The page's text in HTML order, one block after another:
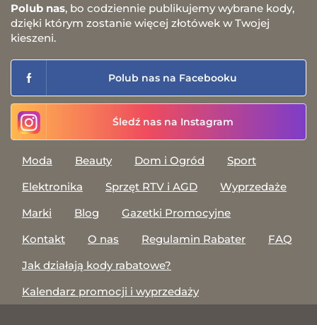
Polub nas, bo codziennie publikujemy wybrane kody,
dzięki którym zostanie więcej złotówek w Twojej
kieszeni.
Polub nas na Facebooku
Śledź nas na Instagram
Moda Beauty Dom i Ogród
Sport
Elektronika
Sprzęt RTV i AGD
Wyprzedaże
Marki
Blog
Gazetki Promocyjne
Kontakt
O nas Regulamin Rabater
FAQ
Jak działają kody rabatowe?
Kalendarz promocji i wyprzedaży